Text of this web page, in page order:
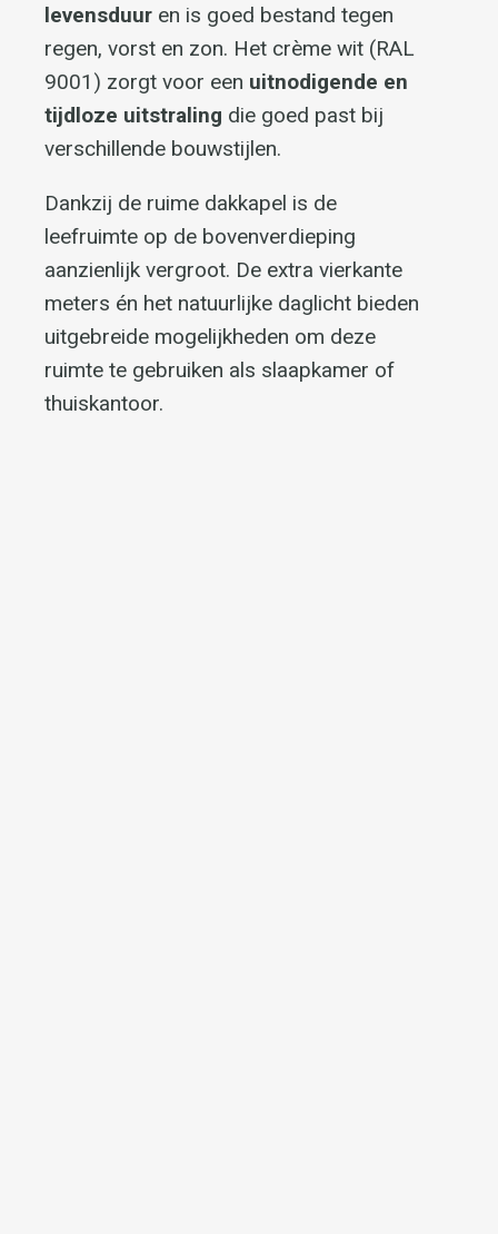
levensduur
uitnodigende en
tijdloze uitstraling
Dankzij de ruime dakkapel is de
leefruimte op de bovenverdieping
aanzienlijk vergroot.